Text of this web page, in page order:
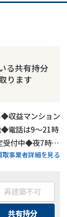
る共有持分
ります
収益マンション
◆電話は9～21時
受付中◆夜7時以
取事業者詳細を見る
再建築不可
共有持分